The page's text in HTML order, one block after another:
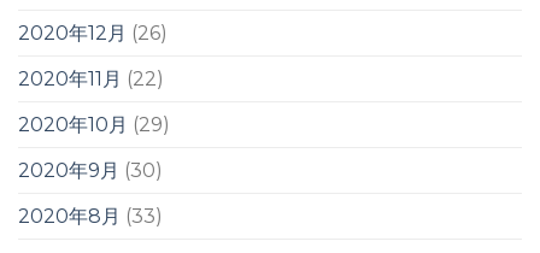
2020年12月 (26)
2020年11月 (22)
2020年10月 (29)
2020年9月 (30)
2020年8月 (33)